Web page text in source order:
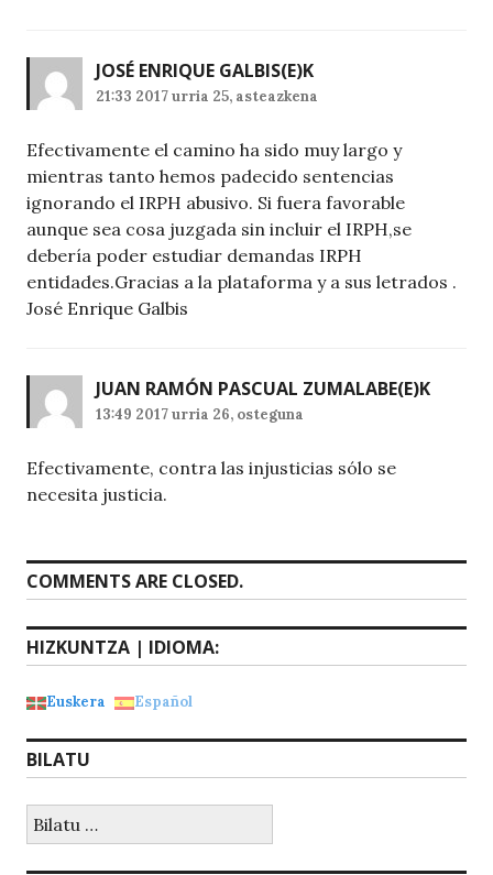
JOSÉ ENRIQUE GALBIS(E)K
21:33 2017 urria 25, asteazkena
Efectivamente el camino ha sido muy largo y
mientras tanto hemos padecido sentencias
ignorando el IRPH abusivo. Si fuera favorable
aunque sea cosa juzgada sin incluir el IRPH,se
debería poder estudiar demandas IRPH
entidades.Gracias a la plataforma y a sus letrados .
José Enrique Galbis
JUAN RAMÓN PASCUAL ZUMALABE(E)K
13:49 2017 urria 26, osteguna
Efectivamente, contra las injusticias sólo se
necesita justicia.
COMMENTS ARE CLOSED.
HIZKUNTZA | IDIOMA:
Euskera Español
BILATU
Bilatu: